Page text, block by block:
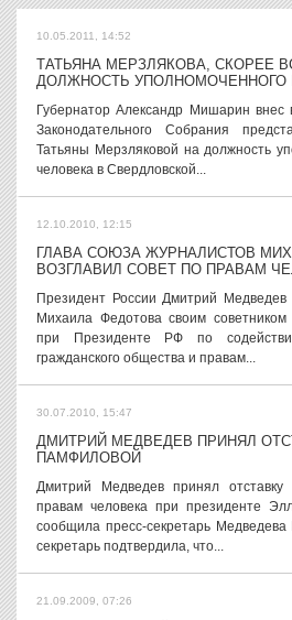
10.05.2011, 14:52
ТАТЬЯНА МЕРЗЛЯКОВА, СКОРЕЕ
ДОЛЖНОСТЬ УПОЛНОМОЧЕННОГО
Губернатор Александр Мишарин внес
Законодательного Собрания
Татьяны Мерзляковой на должность
человека в Свердловской...
12.10.2010, 12:15
ГЛАВА СОЮЗА ЖУРНАЛИСТОВ
ВОЗГЛАВИЛ СОВЕТ ПО ПРАВАМ
Президент России Дмитрий Медведев
Михаила Федотова своим
при Президенте РФ по
гражданского общества и правам...
30.07.2010, 15:47
ДМИТРИЙ МЕДВЕДЕВ ПРИНЯЛ
ПАМФИЛОВОЙ
Дмитрий Медведев принял отставку
правам человека при президенте
сообщила пресс-секретарь
секретарь подтвердила, что...
21.09.2009, 07:26